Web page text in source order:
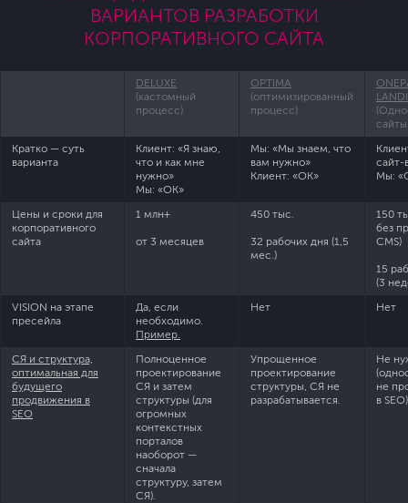
ВАРИАНТОВ РАЗРАБОТКИ
КОРПОРАТИВНОГО САЙТА
DELUXE
(кастомный
процесс)
OPTIMA
(оптимизированный
процесс)
Кратко — суть
варианта
Клиент: «Я знаю,
что и как мне
нужно»
Мы: «ОК»
Мы: «Мы знаем, что
вам нужно»
Клиент: «ОК»
сайт-
Мы:
Цены и сроки для
корпоративного
сайта
1 млн+
от 3 месяцев
450 тыс.
32 рабочих дня (1,5
мес.)
150
без
CMS)
15
(3
VISION на этапе
пресейла
Да, если
необходимо.
Пример.
Нет Нет
СЯ и структура,
оптимальная для
будущего
продвижения в
SEO
Полноценное
проектирование
СЯ и затем
структуры (для
огромных
контекстных
порталов
наоборот —
сначала
структуру, затем
СЯ).
Упрощенное
проектирование
структуры, СЯ не
разрабатывается.
Не
не
в